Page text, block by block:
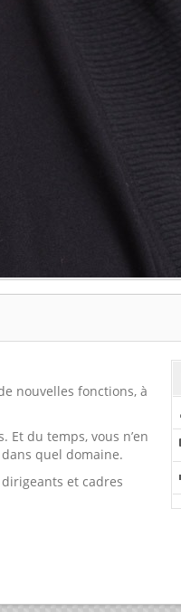
nouvelles fonctions, à
du temps, vous n’en
quel domaine.
et cadres